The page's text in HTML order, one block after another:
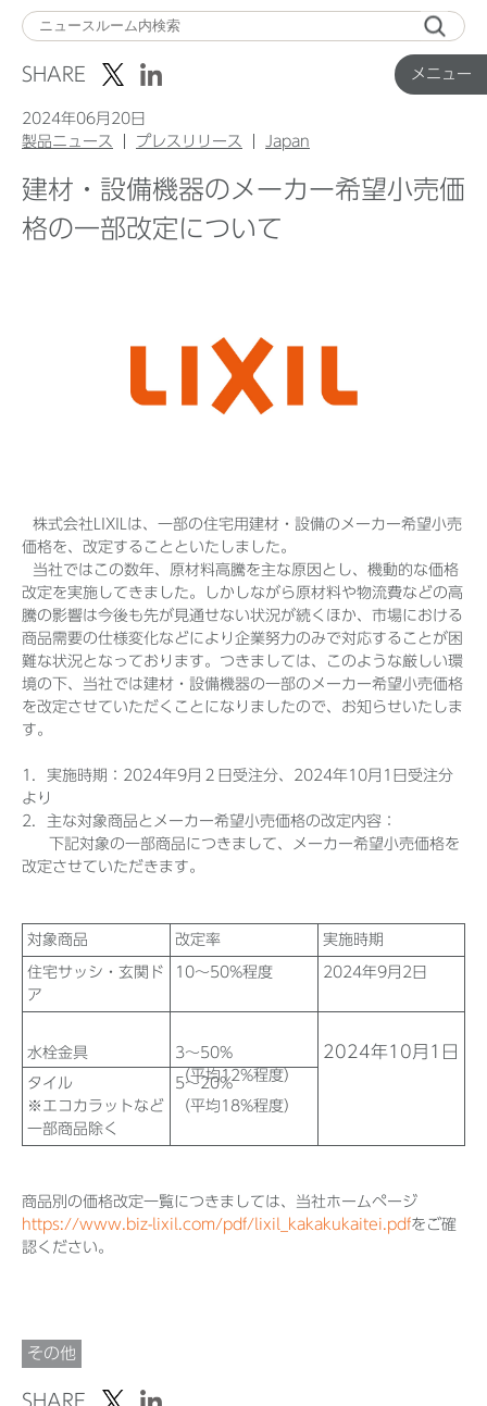
メニュー
ニ
ュ
Top
Before 2020
企業ニュースアーカイブ
製品ニュースアーカイブ
SHARE
2024年06月20日
製品ニュース
プレスリリース Japan
建材・設備機器のメーカー希望小売価
格の一部改定について
株式会社LIXILは、一部の住宅用建材・設備のメーカー希望小売
価格を、改定することといたしました。
当社ではこの数年、原材料高騰を主な原因とし、機動的な価格
改定を実施してきました。しかしながら原材料や物流費などの高
騰の影響は今後も先が見通せない状況が続くほか、市場における
商品需要の仕様変化などにより企業努力のみで対応することが困
難な状況となっております。つきましては、このような厳しい環
境の下、当社では建材・設備機器の一部のメーカー希望小売価格
を改定させていただくことになりましたので、お知らせいたしま
す。
1．実施時期：2024年9月２日受注分、2024年10月1日受注分
より
2．主な対象商品とメーカー希望小売価格の改定内容：
下記対象の一部商品につきまして、メーカー希望小売価格を
改定させていただきます。
対象商品 改定率 実施時期
住宅サッシ・玄関ド
ア
10～50%程度 2024年9月2日
水栓金具
3～50%
（平均12%程度）
2024年10月1日
タイル
※エコカラットなど
一部商品除く
5～20%
（平均18%程度）
商品別の価格改定一覧につきましては、当社ホームページ
https://www.biz-lixil.com/pdf/lixil_kakakukaitei.pdfをご確
認ください。
その他
SHARE